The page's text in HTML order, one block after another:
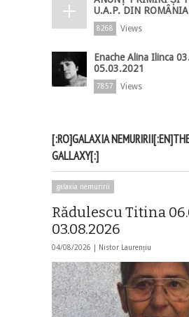
U.A.P. DIN
8268 Views
Enache Alina Ilinca
05.03.2021
7857 Views
[:RO]GALAXIA
GALLAXY[:]
galaxia nemuririi
Rădulescu Titina
03.08.2026
04/08/2026 | Nistor Laurențiu